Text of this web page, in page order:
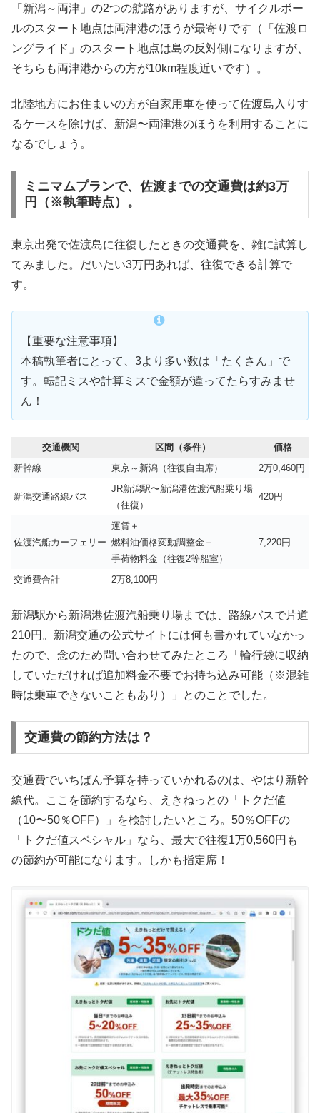
「新潟～両津」の2つの航路がありますが、サイクルボー
ルのスタート地点は両津港のほうが最寄りです（「佐渡ロ
ングライド」のスタート地点は島の反対側になりますが、
そちらも両津港からの方が10km程度近いです）。
北陸地方にお住まいの方が自家用車を使って佐渡島入りす
るケースを除けば、新潟〜両津港のほうを利用することに
なるでしょう。
ミニマムプランで、佐渡までの交通費は約3万
円（※執筆時点）。
東京出発で佐渡島に往復したときの交通費を、雑に試算し
てみました。だいたい3万円あれば、往復できる計算で
す。
【重要な注意事項】
本稿執筆者にとって、3より多い数は「たくさん」で
す。転記ミスや計算ミスで金額が違ってたらすみませ
ん！
交通機関 区間（条件）
価格
新幹線
東京～新潟（往復自由席） 2万0,460円
新潟交通路線バス
JR新潟駅〜新潟港佐渡汽船乗り場
（往復）
420円
佐渡汽船カーフェリー
運賃＋
燃料油価格変動調整金＋
手荷物料金（往復2等船室）
7,220円
交通費合計 2万8,100円
新潟駅から新潟港佐渡汽船乗り場までは、路線バスで片道
210円。新潟交通の公式サイトには何も書かれていなかっ
たので、念のため問い合わせてみたところ「輪行袋に収納
していただければ追加料金不要でお持ち込み可能（※混雑
時は乗車できないこともあり）」とのことでした。
交通費の節約方法は？
交通費でいちばん予算を持っていかれるのは、やはり新幹
線代。ここを節約するなら、えきねっとの「トクだ値
（10〜50％OFF）」を検討したいところ。50％OFFの
「トクだ値スペシャル」なら、最大で往復1万0,560円も
の節約が可能になります。しかも指定席！